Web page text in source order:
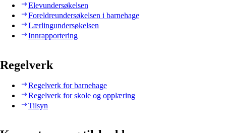
Elevundersøkelsen
Foreldreundersøkelsen i barnehage
Lærlingundersøkelsen
Innrapportering
Regelverk
Regelverk for barnehage
Regelverk for skole og opplæring
Tilsyn